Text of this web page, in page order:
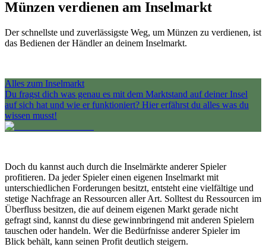
Münzen verdienen am Inselmarkt
Der schnellste und zuverlässigste Weg, um Münzen zu verdienen, ist
das Bedienen der Händler an deinem Inselmarkt.
Alles zum Inselmarkt
Du fragst dich was genau es mit dem Marktstand auf deiner Insel
auf sich hat und wie er funktioniert? Hier erfährst du alles was du
wissen musst!
Doch du kannst auch durch die Inselmärkte anderer Spieler
profitieren. Da jeder Spieler einen eigenen Inselmarkt mit
unterschiedlichen Forderungen besitzt, entsteht eine vielfältige und
stetige Nachfrage an Ressourcen aller Art. Solltest du Ressourcen im
Überfluss besitzen, die auf deinem eigenen Markt gerade nicht
gefragt sind, kannst du diese gewinnbringend mit anderen Spielern
tauschen oder handeln. Wer die Bedürfnisse anderer Spieler im
Blick behält, kann seinen Profit deutlich steigern.